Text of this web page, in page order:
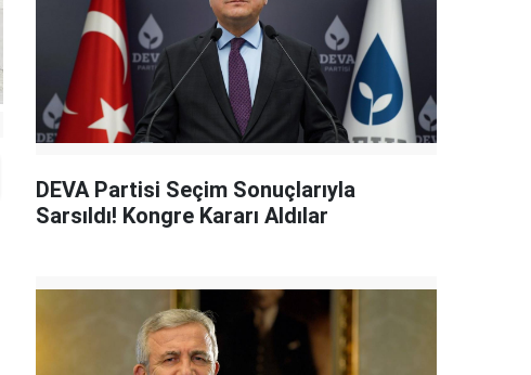
DEVA Partisi Seçim Sonuçlarıyla
Sarsıldı! Kongre Kararı Aldılar